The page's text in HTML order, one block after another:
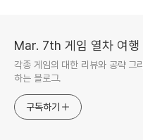
Mar. 7th 게임 열차 여행
각종 게임의 대한 리뷰와 공략 그
하는 블로그.
구독하기